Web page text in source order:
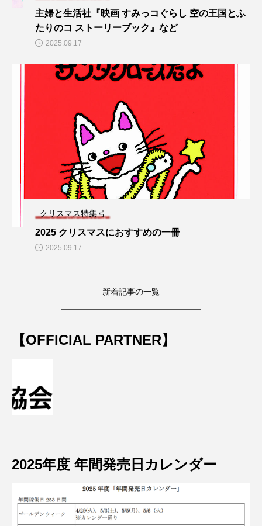
主婦と生活社『映画 すみっコぐらし 空の王国とふ
たりのコ ストーリーブック』など
2025.09.17
クリスマス特集号
2025 クリスマスにおすすめの一冊
2025.09.17
新着記事の一覧
【OFFICIAL PARTNER】
2025年度 年間発売日カレンダー